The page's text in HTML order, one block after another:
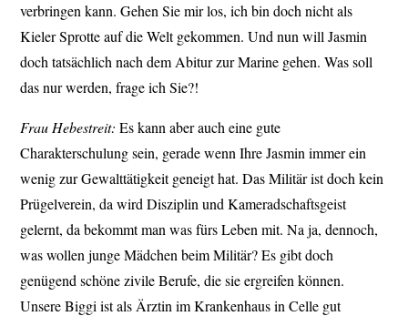
verbringen kann. Gehen Sie mir los, ich bin doch nicht als
Kieler Sprotte auf die Welt gekommen. Und nun will Jasmin
doch tatsächlich nach dem Abitur zur Marine gehen. Was soll
das nur werden, frage ich Sie?!
Frau Hebestreit:Es kann aber auch eine gute
Charakterschulung sein, gerade wenn Ihre Jasmin immer ein
wenig zur Gewalttätigkeit geneigt hat. Das Militär ist doch kein
Prügelverein, da wird Disziplin und Kameradschaftsgeist
gelernt, da bekommt man was fürs Leben mit. Na ja, dennoch,
was wollen junge Mädchen beim Militär? Es gibt doch
genügend schöne zivile Berufe, die sie ergreifen können.
Unsere Biggi ist als Ärztin im Krankenhaus in Celle gut